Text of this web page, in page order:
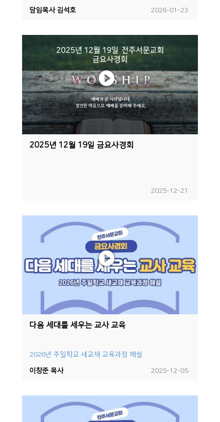
2026-01-23
담임목사 김석호
2025년 12월 19일 금요사경회
2025-12-21
다음 세대를 세우는 교사 교육
2026년 주일학교 새교재 교육과정 해설
2025-12-05
이창준 목사